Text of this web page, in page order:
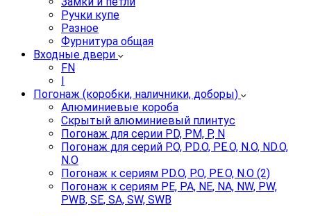
Ручки купе
Разное
Фурнитура общая
Входные двери
FN
I
Погонаж (коробки, наличники, доборы)
Алюминиевые короба
Скрытый алюминиевый плинтус
Погонаж для серии PD, PM, P, N
Погонаж для серий P.O, PD.O, PE.O, N.O, ND.O,
N.O
Погонаж к сериям PD.O, P.O, PE.O, N.O (2)
Погонаж к сериям PE, PA, NE, NA, NW, PW,
PWB, SE, SA, SW, SWB